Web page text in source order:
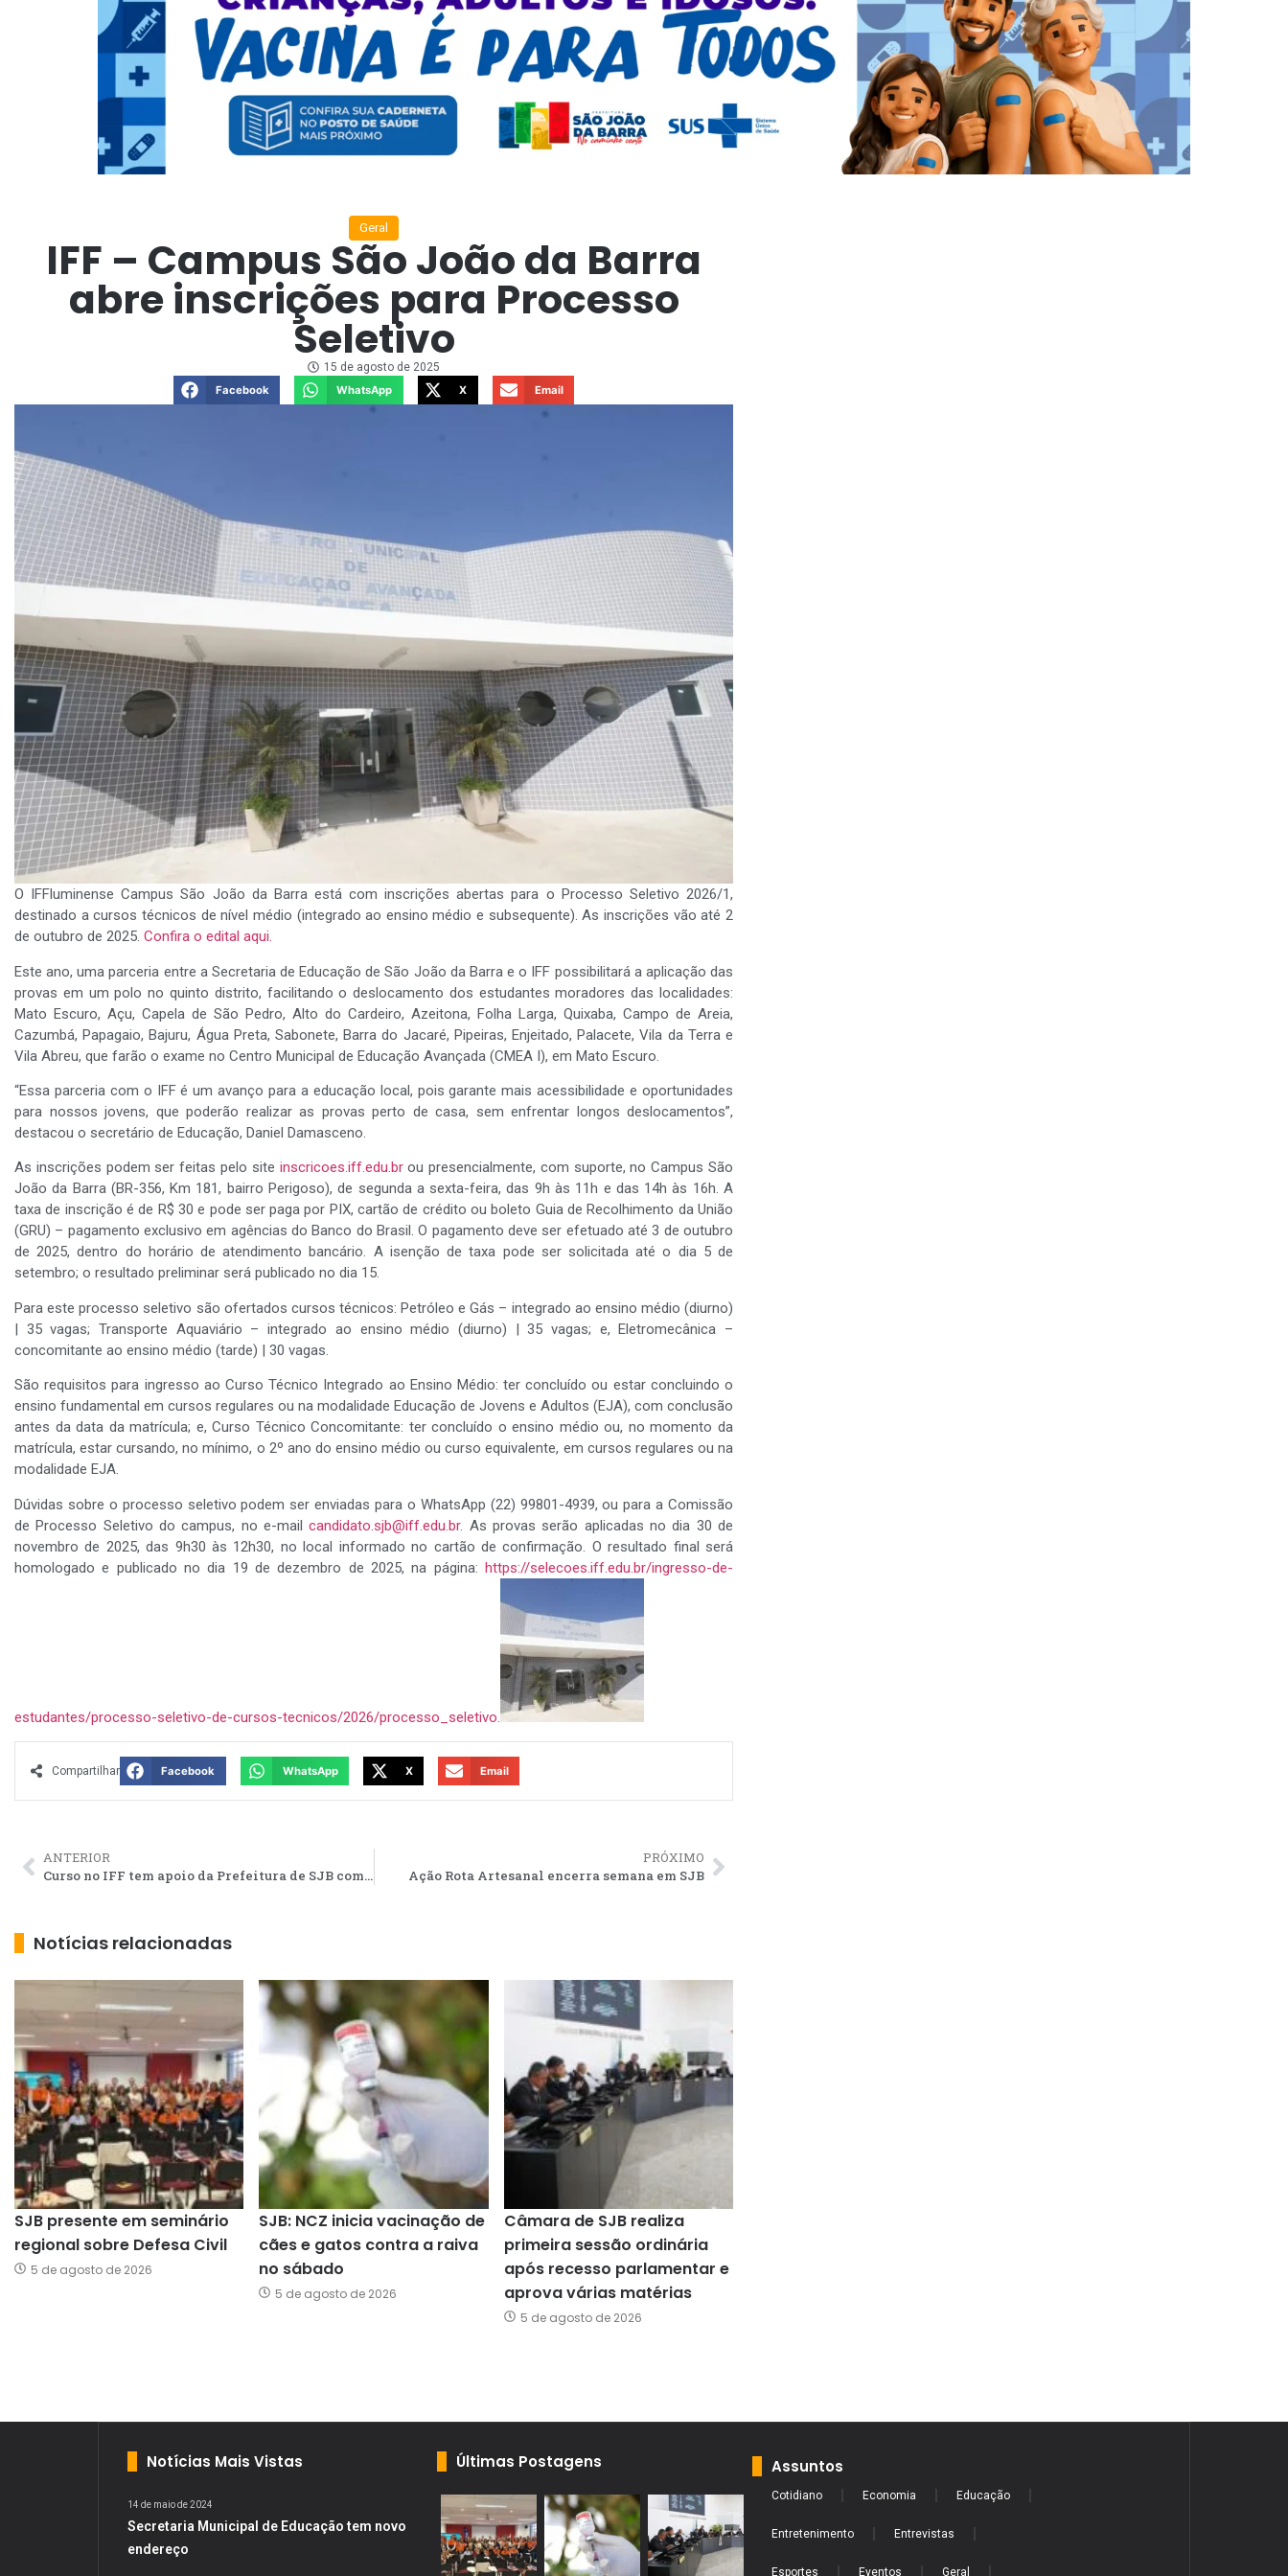
Geral
IFF – Campus São João da Barra
abre inscrições para Processo
Seletivo
15 de agosto de 2025
Facebook
WhatsApp X Email
O IFFluminense Campus São João da Barra está com inscrições abertas para o Processo Seletivo 2026/1,
destinado a cursos técnicos de nível médio (integrado ao ensino médio e subsequente). As inscrições vão até 2
de outubro de 2025. Confira o edital aqui.
Este ano, uma parceria entre a Secretaria de Educação de São João da Barra e o IFF possibilitará a aplicação das
provas em um polo no quinto distrito, facilitando o deslocamento dos estudantes moradores das localidades:
Mato Escuro, Açu, Capela de São Pedro, Alto do Cardeiro, Azeitona, Folha Larga, Quixaba, Campo de Areia,
Cazumbá, Papagaio, Bajuru, Água Preta, Sabonete, Barra do Jacaré, Pipeiras, Enjeitado, Palacete, Vila da Terra e
Vila Abreu, que farão o exame no Centro Municipal de Educação Avançada (CMEA I), em Mato Escuro.
“Essa parceria com o IFF é um avanço para a educação local, pois garante mais acessibilidade e oportunidades
para nossos jovens, que poderão realizar as provas perto de casa, sem enfrentar longos deslocamentos”,
destacou o secretário de Educação, Daniel Damasceno.
As inscrições podem ser feitas pelo site inscricoes.iff.edu.brou presencialmente, com suporte, no Campus São
João da Barra (BR-356, Km 181, bairro Perigoso), de segunda a sexta-feira, das 9h às 11h e das 14h às 16h. A
taxa de inscrição é de R$ 30 e pode ser paga por PIX, cartão de crédito ou boleto Guia de Recolhimento da União
(GRU) – pagamento exclusivo em agências do Banco do Brasil. O pagamento deve ser efetuado até 3 de outubro
de 2025, dentro do horário de atendimento bancário. A isenção de taxa pode ser solicitada até o dia 5 de
setembro; o resultado preliminar será publicado no dia 15.
Para este processo seletivo são ofertados cursos técnicos: Petróleo e Gás – integrado ao ensino médio (diurno)
| 35 vagas; Transporte Aquaviário – integrado ao ensino médio (diurno) | 35 vagas; e, Eletromecânica –
concomitante ao ensino médio (tarde) | 30 vagas.
São requisitos para ingresso ao Curso Técnico Integrado ao Ensino Médio: ter concluído ou estar concluindo o
ensino fundamental em cursos regulares ou na modalidade Educação de Jovens e Adultos (EJA), com conclusão
antes da data da matrícula; e, Curso Técnico Concomitante: ter concluído o ensino médio ou, no momento da
matrícula, estar cursando, no mínimo, o 2º ano do ensino médio ou curso equivalente, em cursos regulares ou na
modalidade EJA.
Dúvidas sobre o processo seletivo podem ser enviadas para o WhatsApp (22) 99801-4939, ou para a Comissão
de Processo Seletivo do campus, no e-mailcandidato.sjb@iff.edu.br. As provas serão aplicadas no dia 30 de
novembro de 2025, das 9h30 às 12h30, no local informado no cartão de confirmação. O resultado final será
homologado e publicado no dia 19 de dezembro de 2025, na página: https://selecoes.iff.edu.br/ingresso-de-
estudantes/processo-seletivo-de-cursos-tecnicos/2026/processo_seletivo.
Compartilhar Facebook WhatsApp X Email
ANTERIOR
Curso no IFF tem apoio da Prefeitura de SJB com palestra e caminhada
PRÓXIMO
Ação Rota Artesanal encerra semana em SJB
Notícias relacionadas
SJB presente em seminário
regional sobre Defesa Civil
5 de agosto de 2026
SJB: NCZ inicia vacinação de
cães e gatos contra a raiva
no sábado
5 de agosto de 2026
Câmara de SJB realiza
primeira sessão ordinária
após recesso parlamentar e
aprova várias matérias
5 de agosto de 2026
Notícias Mais Vistas
14 de maio de 2024
Secretaria Municipal de Educação tem novo
endereço
Últimas Postagens Assuntos
Cotidiano Economia Educação
Entretenimento Entrevistas
Esportes Eventos Geral